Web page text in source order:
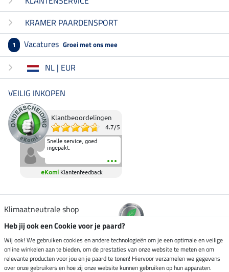
KRAMER PAARDENSPORT
1 Vacatures Groei met ons mee
NL | EUR
VEILIG INKOPEN
Klantbeoordelingen
4.7/5
Snelle service, goed
ingepakt.
eKomi Klantenfeedback
Klimaatneutrale shop
Verzending per
Heb jij ook een Cookie voor je paard?
Wij ook! We gebruiken cookies en andere technologieën om je een optimale en veilige
online winkelen aan te bieden, om de prestaties van onze website te meten en om
relevante producten voor jou en je paard te tonen! Hiervoor verzamelen we gegevens
over onze gebruikers en hoe zij onze website kunnen gebruiken op hun apparaten.